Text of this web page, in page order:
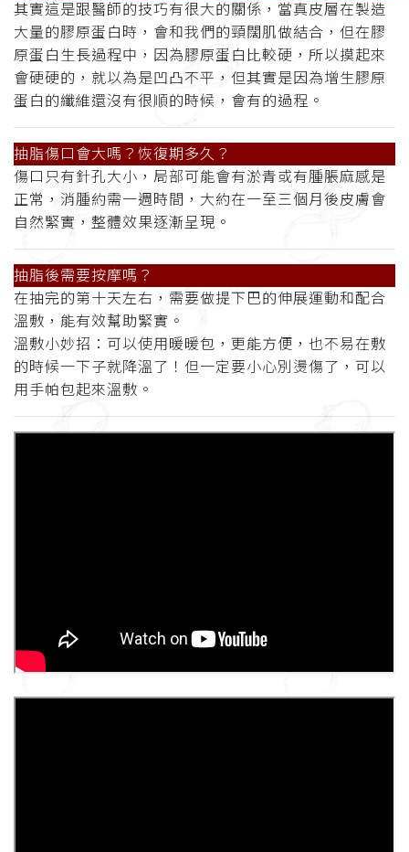
其實這是跟醫師的技巧有很大的關係，當真皮層在製造
大量的膠原蛋白時，會和我們的頸闊肌做結合，但在膠
原蛋白生長過程中，因為膠原蛋白比較硬，所以摸起來
會硬硬的，就以為是凹凸不平，但其實是因為增生膠原
蛋白的纖維還沒有很順的時候，會有的過程 。
抽脂傷口會大嗎？恢復期多久 ？
傷口只有針孔大小，局部可能會有淤青或有腫脹麻感是
正常，消腫約需一週時間，大約在一至三個月後皮膚會
自然緊實，整體效果逐漸呈現 。
抽脂後需要按摩嗎？
在抽完的第十天左右，需要做提下巴的伸展運動和配合
溫敷，能有效幫助緊實。
溫敷小妙招：可以使用暖暖包，更能方便，也不易在敷
的時候一下子就降溫了！但一定要小心別燙傷了，可以
用手帕包起來溫敷 。